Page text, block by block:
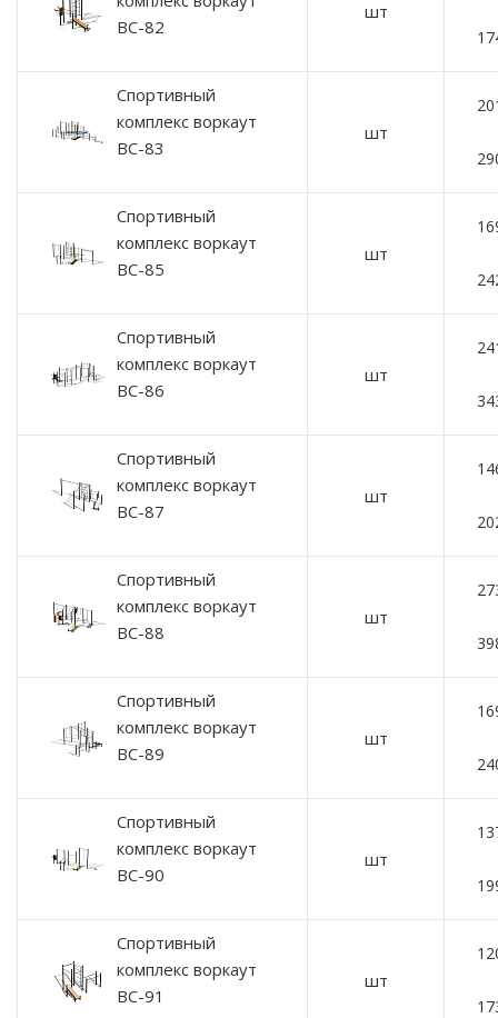
ВС-82
шт
Спортивный
комплекс воркаут
ВС-83
шт
Спортивный
комплекс воркаут
ВС-85
шт
Спортивный
комплекс воркаут
ВС-86
шт
Спортивный
комплекс воркаут
ВС-87
шт
Спортивный
комплекс воркаут
ВС-88
шт
Спортивный
комплекс воркаут
ВС-89
шт
Спортивный
комплекс воркаут
ВС-90
шт
Спортивный
комплекс воркаут
ВС-91
шт